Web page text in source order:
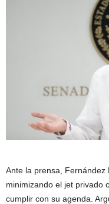
Ante la prensa, Fernández
minimizando el jet privado
cumplir con su agenda.